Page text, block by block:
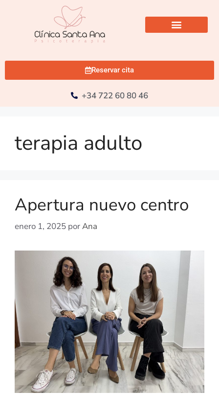
Reservar cita
+34 722 60 80 46
terapia adulto
Apertura nuevo centro
enero 1, 2025 porAna